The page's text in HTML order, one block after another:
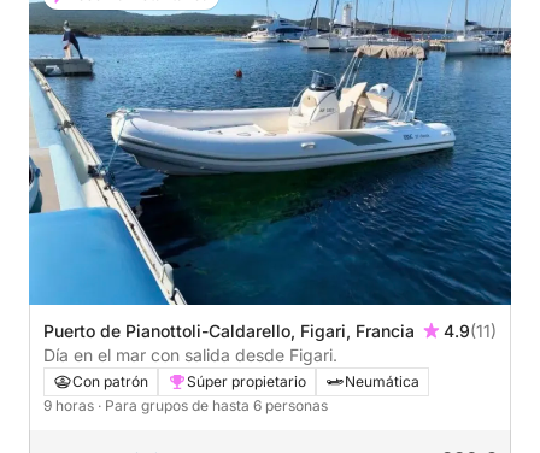
Puerto de Pianottoli-Caldarello, Figari, Francia 4.9(11)
Día en el mar con salida desde Figari.
Con patrón Súper propietario
Neumática
9 horas · Para grupos de hasta 6 personas